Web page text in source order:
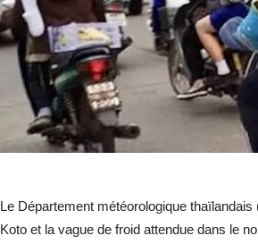
Le Département météorologique
Koto et la vague de froid attendue dans le